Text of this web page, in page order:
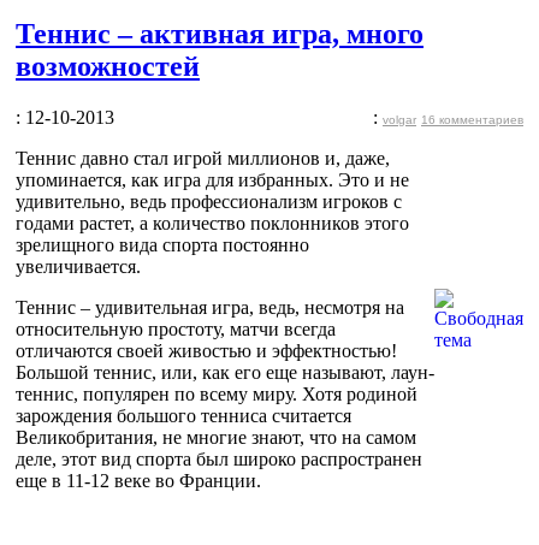
Теннис – активная игра, много
возможностей
: 12-10-2013 : volgar 16 комментариев
Теннис давно стал игрой миллионов и, даже,
упоминается, как игра для избранных. Это и не
удивительно, ведь профессионализм игроков с
годами растет, а количество поклонников этого
зрелищного вида спорта постоянно
увеличивается.
Теннис – удивительная игра, ведь, несмотря на
относительную простоту, матчи всегда
отличаются своей живостью и эффектностью!
Большой теннис, или, как его еще называют, лаун-
теннис, популярен по всему миру. Хотя родиной
зарождения большого тенниса считается
Великобритания, не многие знают, что на самом
деле, этот вид спорта был широко распространен
еще в 11-12 веке во Франции.